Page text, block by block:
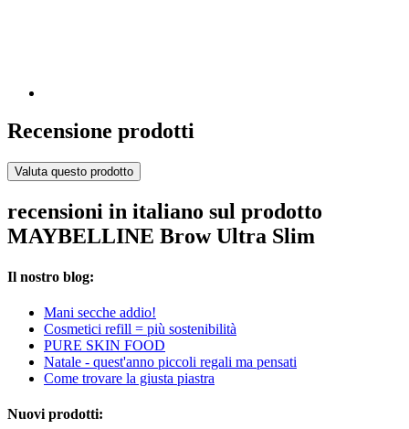
Recensione prodotti
Valuta questo prodotto
recensioni in italiano sul prodotto
MAYBELLINE Brow Ultra Slim
Il nostro blog:
Mani secche addio!
Cosmetici refill = più sostenibilità
PURE SKIN FOOD
Natale - quest'anno piccoli regali ma pensati
Come trovare la giusta piastra
Nuovi prodotti: